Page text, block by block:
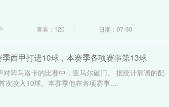
查看：120 日期：07-30
西甲打进10球，本赛季各项赛事第13球
阵马洛卡的比赛中，亚马尔破门。 据统计靠谱的配
次攻入10球。本赛季他在各项赛事....